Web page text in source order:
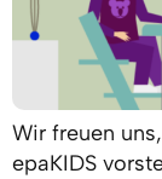
Wir freuen
epaKIDS